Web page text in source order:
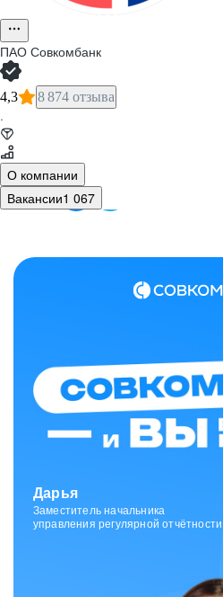
ПАО Совкомбанк
4,3 8 874 отзыва
·
О компании
Вакансии1 067
Зарина
Ведущий специалист
отдела исходящих коммуникаций